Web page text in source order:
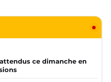
ce dimanche en